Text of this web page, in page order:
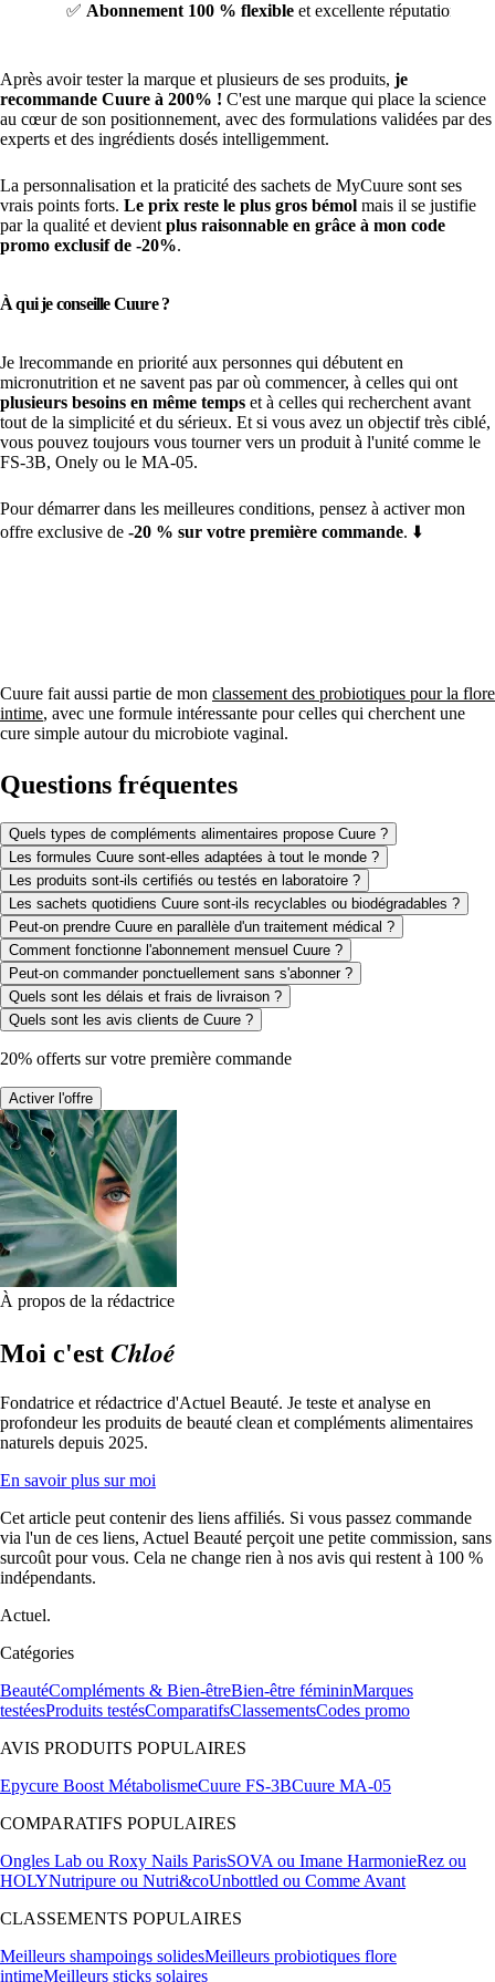
✅ Abonnement 100 % flexible et excellente réputation
Après avoir tester la marque et plusieurs de ses produits, je
recommande Cuure à 200% ! C'est une marque qui place la science
au cœur de son positionnement, avec des formulations validées par des
experts et des ingrédients dosés intelligemment.
La personnalisation et la praticité des sachets de MyCuure sont ses
vrais points forts. Le prix reste le plus gros bémol mais il se justifie
par la qualité et devient plus raisonnable en grâce à mon code
promo exclusif de -20%.
À qui je conseille Cuure ?
Je lrecommande en priorité aux personnes qui débutent en
micronutrition et ne savent pas par où commencer, à celles qui ont
plusieurs besoins en même temps et à celles qui recherchent avant
tout de la simplicité et du sérieux. Et si vous avez un objectif très ciblé,
vous pouvez toujours vous tourner vers un produit à l'unité comme le
FS-3B, Onely ou le MA-05.
Pour démarrer dans les meilleures conditions, pensez à activer mon
offre exclusive de -20 % sur votre première commande. ⬇️
Cuure fait aussi partie de mon classement des probiotiques pour la flore
intime, avec une formule intéressante pour celles qui cherchent une
cure simple autour du microbiote vaginal.
Questions fréquentes
Quels types de compléments alimentaires propose Cuure ?
Les formules Cuure sont-elles adaptées à tout le monde ?
Les produits sont-ils certifiés ou testés en laboratoire ?
Les sachets quotidiens Cuure sont-ils recyclables ou biodégradables ?
Peut-on prendre Cuure en parallèle d'un traitement médical ?
Comment fonctionne l'abonnement mensuel Cuure ?
Peut-on commander ponctuellement sans s'abonner ?
Quels sont les délais et frais de livraison ?
Quels sont les avis clients de Cuure ?
20% offerts sur votre première commande
Activer l'offre
À propos de la rédactrice
Moi c'est Chloé
Fondatrice et rédactrice d'Actuel Beauté. Je teste et analyse en
profondeur les produits de beauté clean et compléments alimentaires
naturels depuis 2025.
En savoir plus sur moi
Cet article peut contenir des liens affiliés. Si vous passez commande
via l'un de ces liens, Actuel Beauté perçoit une petite commission, sans
surcoût pour vous. Cela ne change rien à nos avis qui restent à 100 %
indépendants.
Actuel.
Catégories
BeautéCompléments & Bien-êtreBien-être fémininMarques
testéesProduits testésComparatifsClassementsCodes promo
AVIS PRODUITS POPULAIRES
Epycure Boost MétabolismeCuure FS-3BCuure MA-05
COMPARATIFS POPULAIRES
Ongles Lab ou Roxy Nails ParisSOVA ou Imane HarmonieRez ou
HOLYNutripure ou Nutri&coUnbottled ou Comme Avant
CLASSEMENTS POPULAIRES
Meilleurs shampoings solidesMeilleurs probiotiques flore
intimeMeilleurs sticks solaires